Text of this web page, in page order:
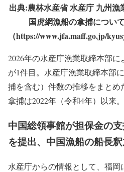
出典:農林水産省 水産庁 九州
国虎網漁船の拿捕につい
（https://www.jfa.maff.go.jp/
2026年の水産庁漁業取締本部
が1件目。水産庁漁業取締本部
捕を含む）件数の推移をまと
拿捕は2022年（令和4年）以来
中国総領事館が担保金の
を提出、中国漁船の船長
水産庁からの情報として、福